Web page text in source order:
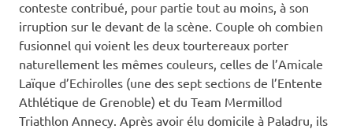
conteste contribué, pour partie tout au moins, à son
irruption sur le devant de la scène. Couple oh combien
fusionnel qui voient les deux tourtereaux porter
naturellement les mêmes couleurs, celles de l’Amicale
Laïque d’Echirolles (une des sept sections de l’Entente
Athlétique de Grenoble) et du Team Mermillod
Triathlon Annecy. Après avoir élu domicile à Paladru, ils